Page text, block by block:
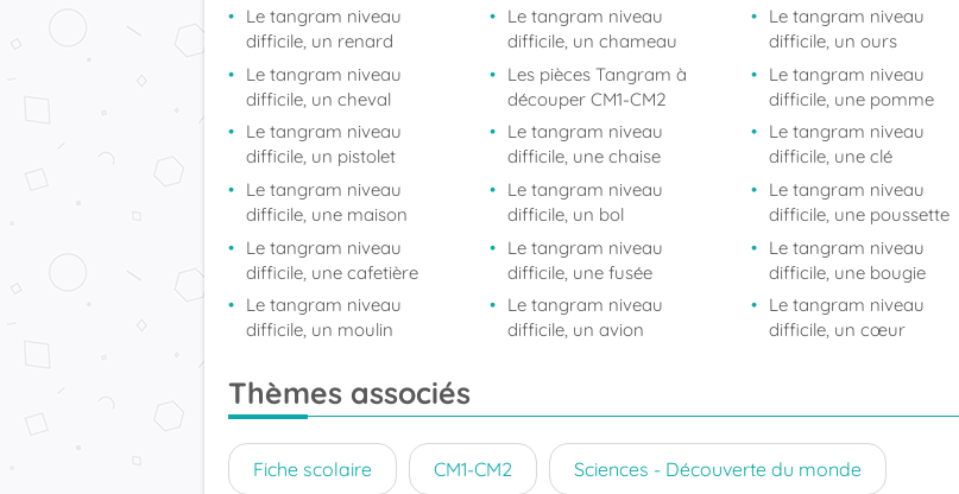
Le tangram niveau
difficile, un renard
Le tangram niveau
difficile, un chameau
Le tangram niveau
difficile, un ours
Le tangram niveau
difficile, un cheval
Les pièces Tangram à
découper CM1-CM2
Le tangram niveau
difficile, une pomme
Le tangram niveau
difficile, un pistolet
Le tangram niveau
difficile, une chaise
Le tangram niveau
difficile, une clé
Le tangram niveau
difficile, une maison
Le tangram niveau
difficile, un bol
Le tangram niveau
difficile, une poussette
Le tangram niveau
difficile, une cafetière
Le tangram niveau
difficile, une fusée
Le tangram niveau
difficile, une bougie
Le tangram niveau
difficile, un moulin
Le tangram niveau
difficile, un avion
Le tangram niveau
difficile, un cœur
Thèmes associés
Fiche scolaire CM1-CM2 Sciences - Découverte du monde